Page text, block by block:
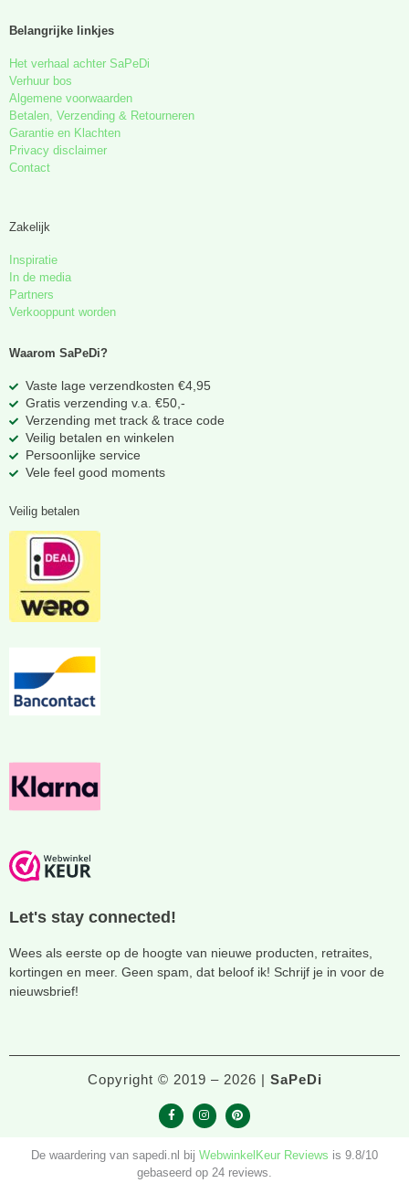
Belangrijke linkjes
Het verhaal achter SaPeDi
Verhuur bos
Algemene voorwaarden
Betalen, Verzending & Retourneren
Garantie en Klachten
Privacy disclaimer
Contact
Zakelijk
Inspiratie
In de media
Partners
Verkooppunt worden
Waarom SaPeDi?
Vaste lage verzendkosten €4,95
Gratis verzending v.a. €50,-
Verzending met track & trace code
Veilig betalen en winkelen
Persoonlijke service
Vele feel good moments
Veilig betalen
Let's stay connected!
Wees als eerste op de hoogte van nieuwe producten, retraites,
kortingen en meer. Geen spam, dat beloof ik! Schrijf je in voor de
nieuwsbrief!
Copyright © 2019 – 2026 | SaPeDi
F
e
b
I
s
t
a
P
n
t
e
De waardering van sapedi.nl bij WebwinkelKeur Reviews is 9.8/10
gebaseerd op 24 reviews.